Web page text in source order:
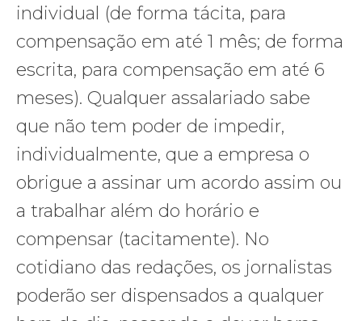
individual (de forma tácita, para
compensação em até 1 mês; de forma
escrita, para compensação em até 6
meses). Qualquer assalariado sabe
que não tem poder de impedir,
individualmente, que a empresa o
obrigue a assinar um acordo assim ou
a trabalhar além do horário e
compensar (tacitamente). No
cotidiano das redações, os jornalistas
poderão ser dispensados a qualquer